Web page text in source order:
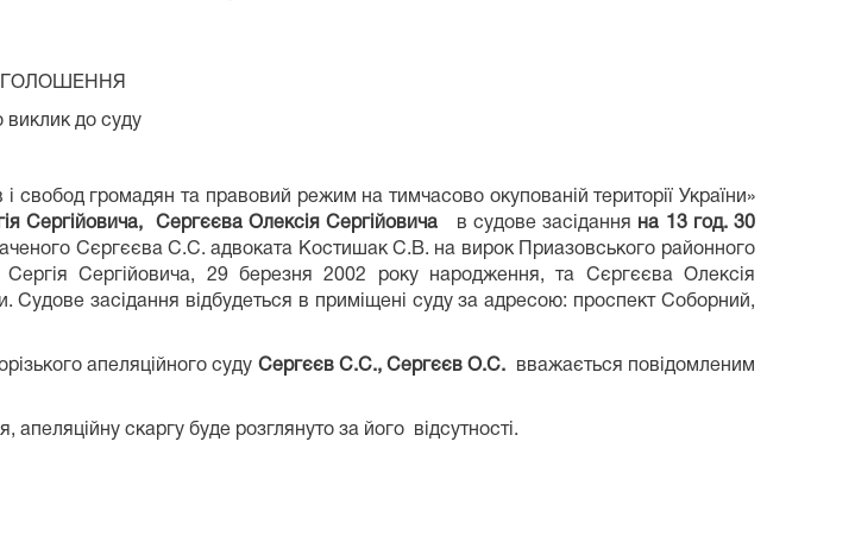
виклик до суду
громадян та правовий режим на тимчасово окупованій території України»
Сергійовича, Сергєєва Олексія Сергійовича в судове засідання на 1 3год.30
Сєргєєва С.С. адвоката Костишак С.В. на вирок Приазовського районного
Сергійовича, 29 березня 2002 року народження, та Сєргєєва Олексія
засідання відбудеться в приміщені суду за адресою: проспект Соборний,
апеляційного суду Сергєєв С.С., Сергєєв О.С. вважається повідомленим
апеляційну скаргу буде розглянуто за його відсутності.